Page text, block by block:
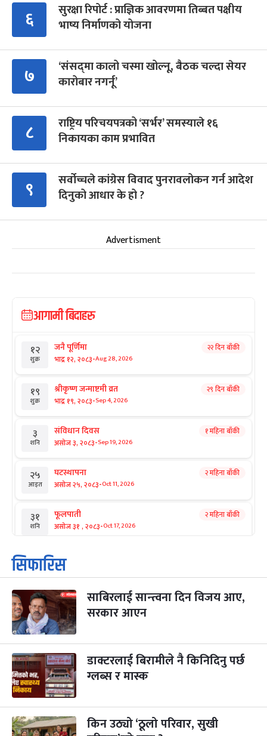
६
सुरक्षा रिपोर्ट : प्राज्ञिक आवरणमा तिब्बत पक्षीय
भाष्य निर्माणको योजना
७
‘संसद्‍मा कालो चस्मा खोल्नू, बैठक चल्दा सेयर
कारोबार नगर्नू’
८
राष्ट्रिय परिचयपत्रको ‘सर्भर’ समस्याले १६
निकायका काम प्रभावित
९
सर्वोच्चले कांग्रेस विवाद पुनरावलोकन गर्न आदेश
दिनुको आधार के हो ?
Advertisment
आगामी बिदाहरु
१२
शुक्र
जनै पूर्णिमा
भाद्र १२, २०८३-Aug 28, 2026
२२ दिन बाँकी
१९
शुक्र
श्रीकृष्ण जन्माष्टमी व्रत
भाद्र १९, २०८३-Sep 4, 2026
२९ दिन बाँकी
३
शनि
संविधान दिवस
असोज ३, २०८३-Sep 19, 2026
१ महिना बाँकी
२५
आइत
घटस्थापना
असोज २५, २०८३-Oct 11, 2026
२ महिना बाँकी
३१
शनि
फूलपाती
असोज ३१ , २०८३-Oct 17, 2026
२ महिना बाँकी
१
आइत
कार्तिक सङ्क्रान्ति
कार्तिक १, २०८३
३
मंगल
महानवमी
कार्तिक ३, २०८३-Oct 20, 2026
२ महिना बाँकी
४
बुध कार्तिक ४, २०८३ Oct 21, 2026
५
बिहि
पापा‌ङ्कुशा एकादशी व्रत
कार्तिक ५, २०८३
२२ कुकुर तिहार ३ महिना बाँकी
सिफारिस
साबिरलाई सान्त्वना दिन विजय आए,
सरकार आएन
डाक्टरलाई बिरामीले नै किनिदिनु पर्छ
ग्लब्स र मास्क
किन उठ्यो ‘ठूलो परिवार, सुखी